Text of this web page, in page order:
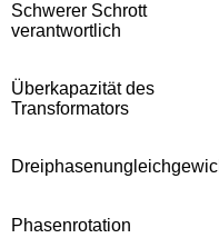
Schwerer Schrott
verantwortlich
Überkapazität des
Transformators
Phasenrotation